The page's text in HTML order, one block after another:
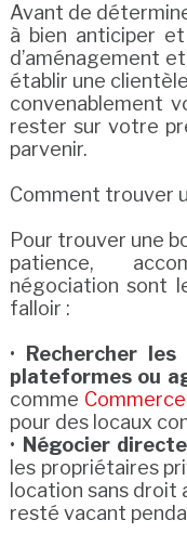
Avant de
à bien anticiper
d’aménagement
établir une
convenablement
rester sur votre
parvenir.
Comment trouver
Pour trouver une
patience,
négociation sont
falloir :
• Rechercher
plateformes ou
comme
pour des locaux
• Négocier
les propriétaires
location sans droit
resté vacant